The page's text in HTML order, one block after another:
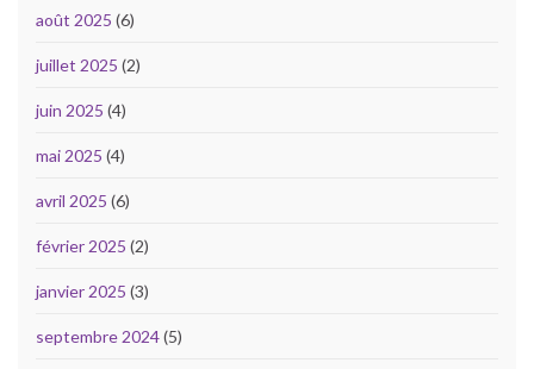
août 2025 (6)
juillet 2025 (2)
juin 2025 (4)
mai 2025 (4)
avril 2025 (6)
février 2025 (2)
janvier 2025 (3)
septembre 2024(5)